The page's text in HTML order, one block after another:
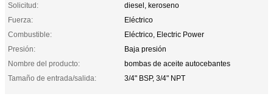
Solicitud:
diesel, keroseno
Fuerza:
Eléctrico
Combustible:
Eléctrico, Electric Power
Presión:
Baja presión
Nombre del producto:
bombas de aceite autocebantes
Tamaño de entrada/salida:
3/4" BSP, 3/4" NPT